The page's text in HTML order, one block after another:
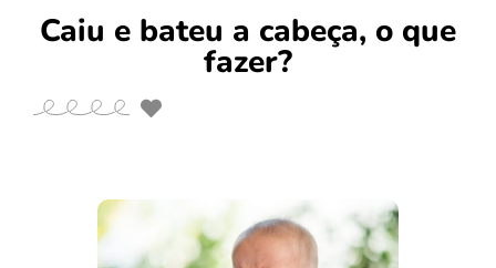
Caiu e bateu a cabeça, o que
fazer?